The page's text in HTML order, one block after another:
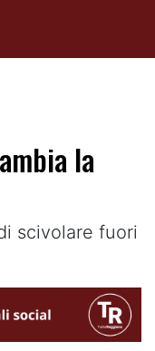
la
scivolare fuori